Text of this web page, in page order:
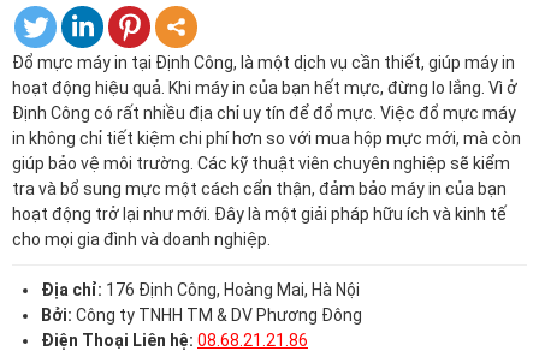
Đổ mực máy in tại Định Công, là một dịch vụ cần thiết, giúp máy in
hoạt động hiệu quả. Khi máy in của bạn hết mực, đừng lo lắng. Vì ở
Định Công có rất nhiều địa chỉ uy tín để đổ mực. Việc đổ mực máy
in không chỉ tiết kiệm chi phí hơn so với mua hộp mực mới, mà còn
giúp bảo vệ môi trường. Các kỹ thuật viên chuyên nghiệp sẽ kiểm
tra và bổ sung mực một cách cẩn thận, đảm bảo máy in của bạn
hoạt động trở lại như mới. Đây là một giải pháp hữu ích và kinh tế
cho mọi gia đình và doanh nghiệp.
Địa chỉ: 176 Định Công, Hoàng Mai, Hà Nội
Bởi: Công ty TNHH TM & DV Phương Đông
Điện Thoại Liên hệ: 08.68.21.21.86